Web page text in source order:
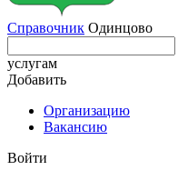
Справочник Одинцово
услугам
Добавить
Организацию
Вакансию
Войти